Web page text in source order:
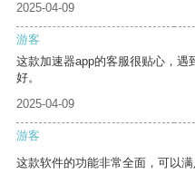
2025-04-09
游客
这款加速器app的客服很贴心，遇
好。
2025-04-09
游客
这款软件的功能非常全面，可以满